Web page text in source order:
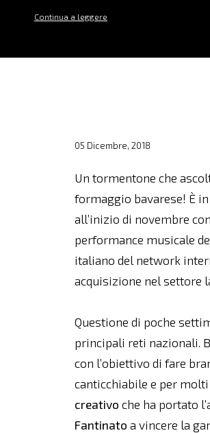
Continua a leggere
05 Dicembre, 2018
Un tormentone che
formaggio bavarese! È
all’inizio di novembre
performance musicale
italiano del network
acquisizione nel settore
Questione di poche
principali reti nazionali.
con l’obiettivo di fare
canticchiabile e per
creativo che ha portato
Fantinato a vincere la